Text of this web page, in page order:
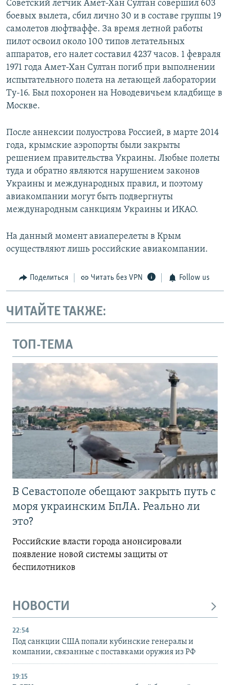
Советский летчик Амет-Хан Султан совершил 603
боевых вылета, сбил лично 30 и в составе группы 19
самолетов люфтваффе. За время летной работы
пилот освоил около 100 типов летательных
аппаратов, его налет составил 4237 часов. 1 февраля
1971 года Амет-Хан Султан погиб при выполнении
испытательного полета на летающей лаборатории
Ту-16. Был похоронен на Новодевичьем кладбище в
Москве.
После аннексии полуострова Россией, в марте 2014
года, крымские аэропорты были закрыты
решением правительства Украины. Любые полеты
туда и обратно являются нарушением законов
Украины и международных правил, и поэтому
авиакомпании могут быть подвергнуты
международным санкциям Украины и ИКАО.
На данный момент авиаперелеты в Крым
осуществляют лишь российские авиакомпании.
Поделиться Читать без VPN Follow us
ЧИТАЙТЕ ТАКЖЕ:
ТОП-ТЕМА
В Севастополе обещают закрыть путь с
моря украинским БпЛА. Реально ли
это?
Российские власти города анонсировали
появление новой системы защиты от
беспилотников
НОВОСТИ
22:54
Под санкции США попали кубинские генералы и
компании, связанные с поставками оружия из РФ
19:15